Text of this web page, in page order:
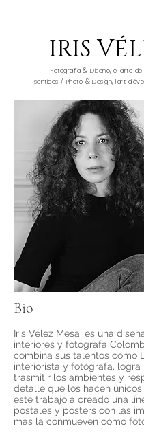
IRIS
Fotografía& Diseño, el arte
sentidos / Photo & Design, l'art
Bio
Iris Vélez Mesa, es una
interiores y fotógrafa
combina sus talentos como
interiorista y fotógrafa, logra
trasmitir los ambientes y
detalle que los hacen
este trabajo a creado una
postales y posters con las
mas la conmueven como